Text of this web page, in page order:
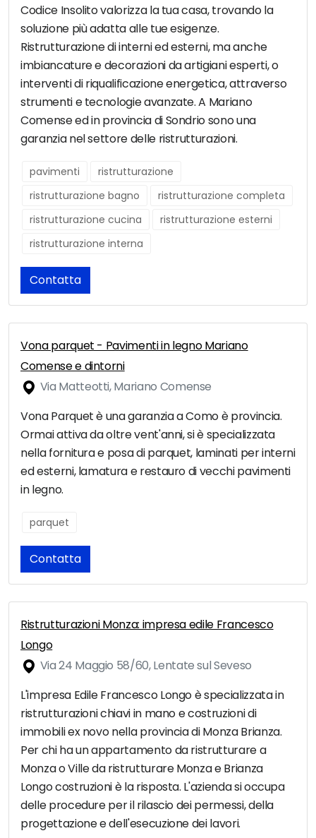
Codice Insolito valorizza la tua casa, trovando la
soluzione più adatta alle tue esigenze.
Ristrutturazione di interni ed esterni, ma anche
imbiancature e decorazioni da artigiani esperti, o
interventi di riqualificazione energetica, attraverso
strumenti e tecnologie avanzate. A Mariano
Comense ed in provincia di Sondrio sono una
garanzia nel settore delle ristrutturazioni.
pavimenti
ristrutturazione
ristrutturazione bagno
ristrutturazione completa
ristrutturazione cucina
ristrutturazione esterni
ristrutturazione interna
Contatta
Vona parquet - Pavimenti in legno Mariano
Comense e dintorni
Via Matteotti, Mariano Comense
Vona Parquet è una garanzia a Como è provincia.
Ormai attiva da oltre vent'anni, si è specializzata
nella fornitura e posa di parquet, laminati per interni
ed esterni, lamatura e restauro di vecchi pavimenti
in legno.
parquet
Contatta
Ristrutturazioni Monza: impresa edile Francesco
Longo
Via 24 Maggio 58/60, Lentate sul Seveso
L'impresa Edile Francesco Longo è specializzata in
ristrutturazioni chiavi in mano e costruzioni di
immobili ex novo nella provincia di Monza Brianza.
Per chi ha un appartamento da ristrutturare a
Monza o Ville da ristrutturare Monza e Brianza
Longo costruzioni è la risposta. L'azienda si occupa
delle procedure per il rilascio dei permessi, della
progettazione e dell'esecuzione dei lavori.